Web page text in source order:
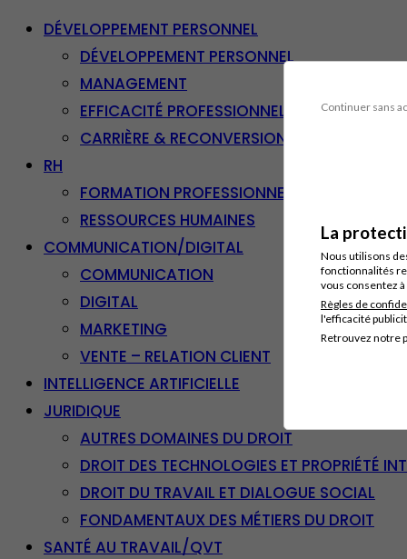
Continuer sans
La
Nous utilisons
fonctionnalités
vous consentez
Règles de
l'efficacité
Retrouvez notre
DÉVELOPPEMENT PERSONNEL
DÉVELOPPEMENT PERSONNEL
MANAGEMENT
EFFICACITÉ PROFESSIONNELLE
CARRIÈRE & RECONVERSION
RH
FORMATION PROFESSIONNELLE
RESSOURCES HUMAINES
COMMUNICATION/DIGITAL
COMMUNICATION
DIGITAL
MARKETING
VENTE – RELATION CLIENT
INTELLIGENCE ARTIFICIELLE
JURIDIQUE
AUTRES DOMAINES DU DROIT
DROIT DES TECHNOLOGIES ET PROPRIÉTÉ
DROIT DU TRAVAIL ET DIALOGUE SOCIAL
FONDAMENTAUX DES MÉTIERS DU DROIT
SANTÉ AU TRAVAIL/QVT